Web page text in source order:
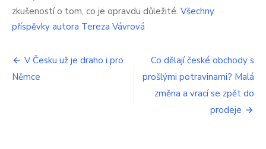
ubrousky.
zažil
nepříjemné
chvíle
zkušeností o tom, co je opravdu důležité. Všechny
příspěvky autora Tereza Vávrová
Navigace
pro
V Česku už je draho i pro
Němce
Co dělají české obchody s
prošlými potravinami? Malá
změna a vrací se zpět do
prodeje